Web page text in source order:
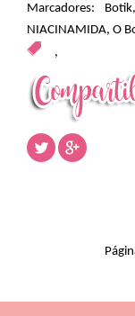
Marcadores: Botik
NIACINAMIDA, O
,